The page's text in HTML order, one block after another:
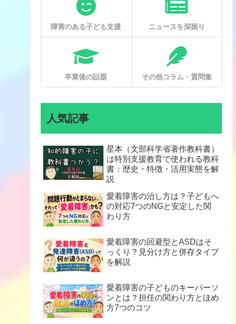
障害のある子ども支援 ニュースを深掘り
卒業後の話題 その他コラム・質問集
人気記事
星本（文部科学省著作教科書）
は特別支援教育で使われる教科
書：歴史・特徴・活用実態を解
説
愛着障害の治し方は？子どもへ
の対応7つのNGと安定した関
わり方
愛着障害の回避型とASDはそ
っくり？見分け方と併存タイプ
を解説
愛着障害の子どものキーパーソ
ンとは？担任の関わり方とほめ
方7つのコツ